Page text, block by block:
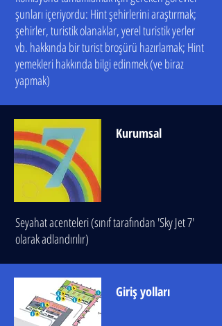
şunları içeriyordu: Hint şehirlerini araştırmak;
şehirler, turistik olanaklar, yerel turistik yerler
vb. hakkında bir turist broşürü hazırlamak; Hint
yemekleri hakkında bilgi edinmek (ve biraz
yapmak)
Kurumsal
Seyahat acenteleri (sınıf tarafından 'Sky Jet 7'
olarak adlandırılır)
Giriş yolları